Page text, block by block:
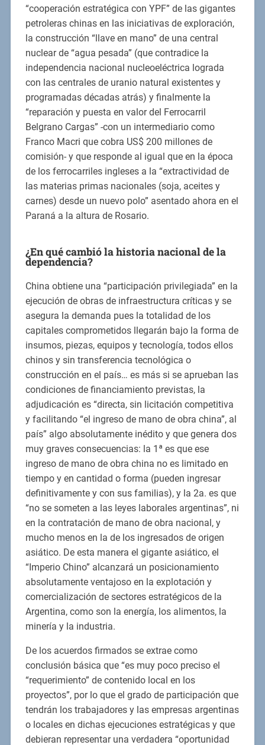
“cooperación estratégica con YPF” de las gigantes
petroleras chinas en las iniciativas de exploración,
la construcción “llave en mano” de una central
nuclear de “agua pesada” (que contradice la
independencia nacional nucleoeléctrica lograda
con las centrales de uranio natural existentes y
programadas décadas atrás) y finalmente la
“reparación y puesta en valor del Ferrocarril
Belgrano Cargas” -con un intermediario como
Franco Macri que cobra US$ 200 millones de
comisión- y que responde al igual que en la época
de los ferrocarriles ingleses a la “extractividad de
las materias primas nacionales (soja, aceites y
carnes) desde un nuevo polo” asentado ahora en el
Paraná a la altura de Rosario.
¿En qué cambió la historia nacional de la
dependencia?
China obtiene una “participación privilegiada” en la
ejecución de obras de infraestructura críticas y se
asegura la demanda pues la totalidad de los
capitales comprometidos llegarán bajo la forma de
insumos, piezas, equipos y tecnología, todos ellos
chinos y sin transferencia tecnológica o
construcción en el país… es más si se aprueban las
condiciones de financiamiento previstas, la
adjudicación es “directa, sin licitación competitiva
y facilitando “el ingreso de mano de obra china”, al
país” algo absolutamente inédito y que genera dos
muy graves consecuencias: la 1ª es que ese
ingreso de mano de obra china no es limitado en
tiempo y en cantidad o forma (pueden ingresar
definitivamente y con sus familias), y la 2a. es que
“no se someten a las leyes laborales argentinas”, ni
en la contratación de mano de obra nacional, y
mucho menos en la de los ingresados de origen
asiático. De esta manera el gigante asiático, el
“Imperio Chino” alcanzará un posicionamiento
absolutamente ventajoso en la explotación y
comercialización de sectores estratégicos de la
Argentina, como son la energía, los alimentos, la
minería y la industria.
De los acuerdos firmados se extrae como
conclusión básica que “es muy poco preciso el
“requerimiento” de contenido local en los
proyectos”, por lo que el grado de participación que
tendrán los trabajadores y las empresas argentinas
o locales en dichas ejecuciones estratégicas y que
debieran representar una verdadera “oportunidad